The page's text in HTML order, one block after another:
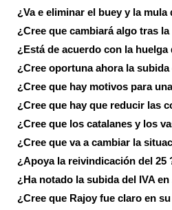
¿Va e eliminar el buey y la mula
¿Cree que cambiará algo tras
¿Está de acuerdo con la huelga
¿Cree oportuna ahora la
¿Cree que hay motivos para
¿Cree que hay que reducir las
¿Cree que los catalanes y los
¿Cree que va a cambiar la
¿Apoya la reivindicación del 25
¿Ha notado la subida del IVA
¿Cree que Rajoy fue claro en